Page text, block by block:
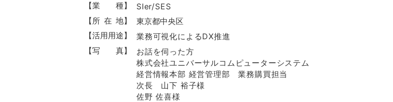
【業 種】
SIer/SES
【所 在 地】
東京都中央区
【活用用途】
業務可視化によるDX推進
【写 真】
お話を伺った方
株式会社ユニバーサルコムピューターシステム
経営情報本部 経営管理部 業務購買担当
次長 山下 裕子様
佐野 佐喜様